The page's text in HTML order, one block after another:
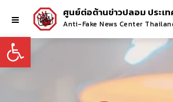
Open toolbar
ศูนย์ต่อต้านข่าวปลอม ประเ
Anti-Fake News Center